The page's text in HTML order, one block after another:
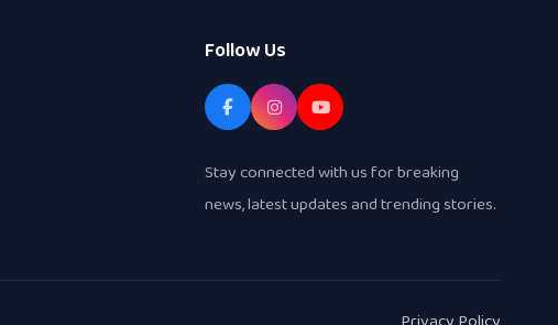
Follow Us
Stay connected with us for breaking
news, latest updates and trending stories.